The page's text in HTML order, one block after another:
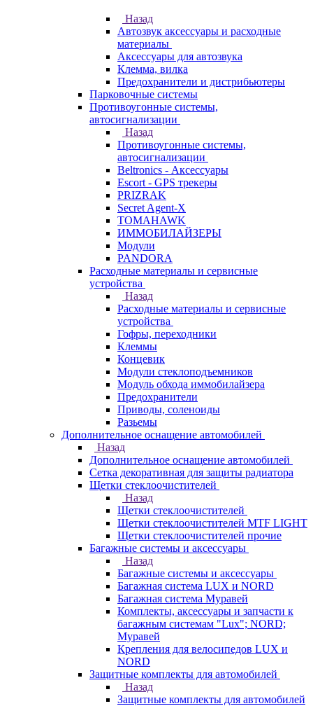
Назад
Автозвук аксессуары и расходные
материалы
Аксессуары для автозвука
Клемма, вилка
Предохранители и дистрибьютеры
Парковочные системы
Противоугонные системы,
автосигнализации
Назад
Противоугонные системы,
автосигнализации
Beltronics - Аксессуары
Escort - GPS трекеры
PRIZRAK
Secret Agent-X
TOMAHAWK
ИММОБИЛАЙЗЕРЫ
Модули
PANDORA
Расходные материалы и сервисные
устройства
Назад
Расходные материалы и сервисные
устройства
Гофры, переходники
Клеммы
Концевик
Модули стеклоподъемников
Модуль обхода иммобилайзера
Предохранители
Приводы, соленоиды
Разьемы
Дополнительное оснащение автомобилей
Назад
Дополнительное оснащение автомобилей
Сетка декоративная для защиты радиатора
Щетки стеклоочистителей
Назад
Щетки стеклоочистителей
Щетки стеклоочистителей MTF LIGHT
Щетки стеклоочистителей прочие
Багажные системы и аксессуары
Назад
Багажные системы и аксессуары
Багажная система LUX и NORD
Багажная система Муравей
Комплекты, аксессуары и запчасти к
багажным системам "Lux"; NORD;
Муравей
Крепления для велосипедов LUX и
NORD
Защитные комплекты для автомобилей
Назад
Защитные комплекты для автомобилей